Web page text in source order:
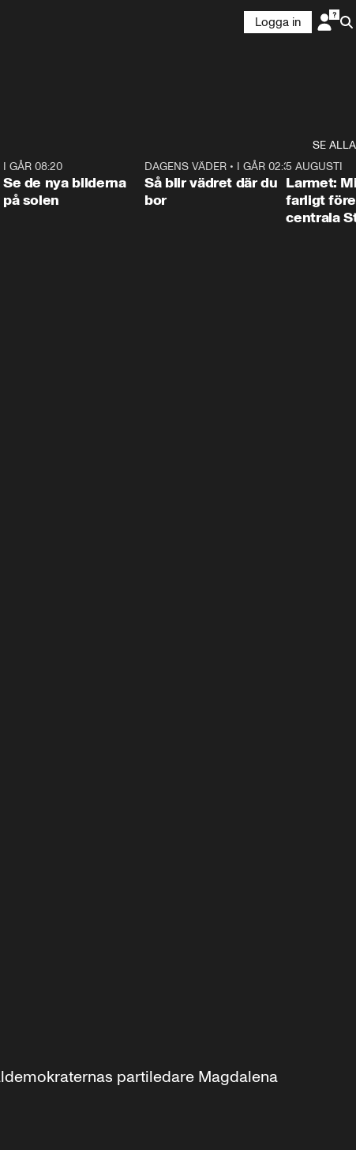
Logga in
SE ALLA
I GÅR 08:20
Se de nya bilderna
på solen
1:06
DAGENS VÄDER • I GÅR 02:30
Så blir vädret där du
bor
5 AUGUSTI
Larmet:
farligt
centrala
partiledare Magdalena